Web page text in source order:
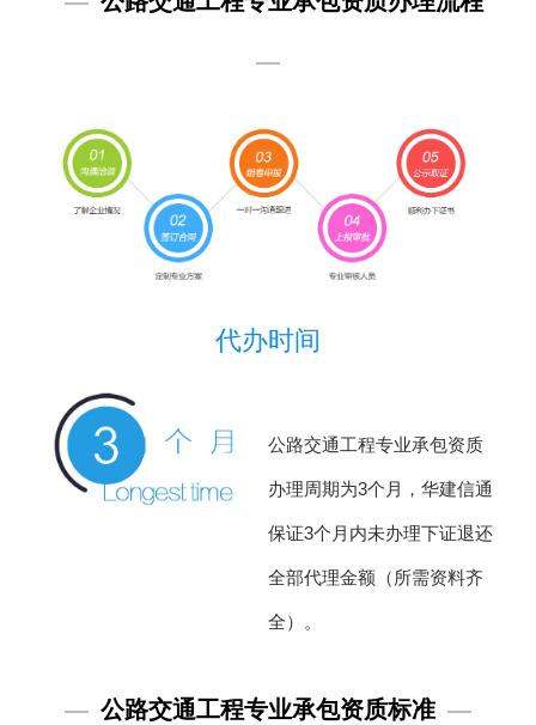
—
代办时间
公路交通工程专业承包资质
办理周期为3个月，华建信通
保证3个月内未办理下证退还
全部代理金额（所需资料齐
全）。
— 公路交通工程专业承包资质标准 —